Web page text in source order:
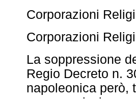
Corporazioni
Corporazioni